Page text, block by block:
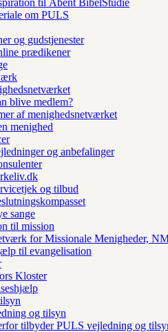
til Åbent BibelStudie
om PULS
og gudstjenester
prædikener
blive medlem?
af menighedsnetværket
menighed
og anbefalinger
og tilbud
sange
til mission
for Missionale Menigheder,
til evangelisation
Kloster
og tilsyn
tilbyder PULS vejledning og